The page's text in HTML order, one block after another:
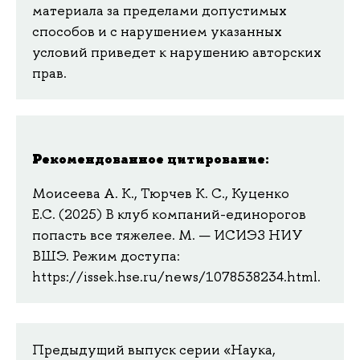
материала за пределами допустимых
способов и с нарушением указанных
условий приведет к нарушению авторских
прав.
Рекомендованное цитирование:
Моисеева А. К., Тюрчев К. С., Куценко
Е.С. (2025) В клуб компаний-единорогов
попасть все тяжелее. М. — ИСИЭЗ НИУ
ВШЭ. Режим доступа:
https://issek.hse.ru/news/1078538234.html.
Предыдущий выпуск серии «Наука,